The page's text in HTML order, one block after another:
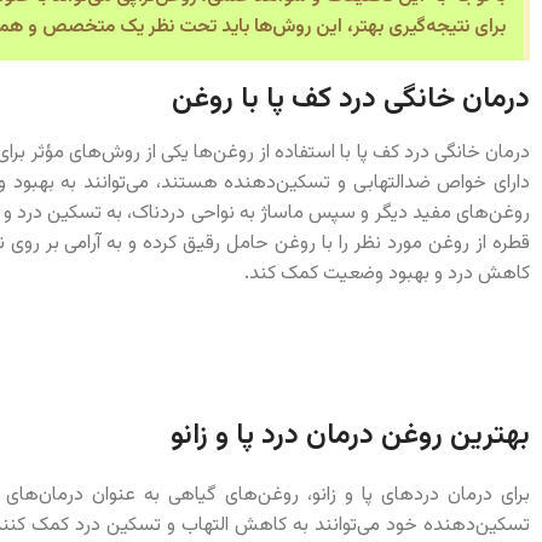
برای نتیجه‌گیری بهتر، این روش‌ها باید تحت نظر یک متخصص و
درمان خانگی درد کف پا با روغن
درمان خانگی درد کف پا با استفاده از روغن‌ها یکی از روش‌های
دارای خواص ضدالتهابی و تسکین‌دهنده هستند، می‌توانند به
روغن‌های مفید دیگر و سپس ماساژ به نواحی دردناک، به تسکین درد
قطره از روغن مورد نظر را با روغن حامل رقیق کرده و به آرامی بر
کاهش درد و بهبود وضعیت کمک کند.
بهترین روغن درمان درد پا و زانو
برای درمان دردهای پا و زانو، روغن‌های گیاهی به عنوان
تسکین‌دهنده خود می‌توانند به کاهش التهاب و تسکین درد کمک کنند.